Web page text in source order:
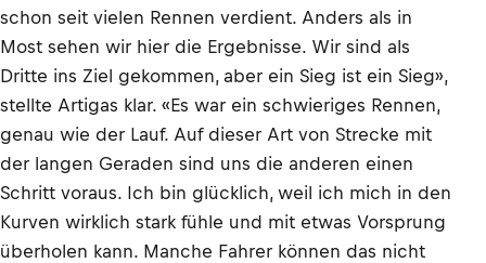
schon seit vielen Rennen verdient. Anders als in
Most sehen wir hier die Ergebnisse. Wir sind als
Dritte ins Ziel gekommen, aber ein Sieg ist ein Sieg»,
stellte Artigas klar. «Es war ein schwieriges Rennen,
genau wie der Lauf. Auf dieser Art von Strecke mit
der langen Geraden sind uns die anderen einen
Schritt voraus. Ich bin glücklich, weil ich mich in den
Kurven wirklich stark fühle und mit etwas Vorsprung
überholen kann. Manche Fahrer können das nicht